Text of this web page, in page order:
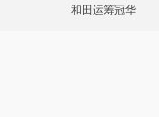
和田运筹冠华